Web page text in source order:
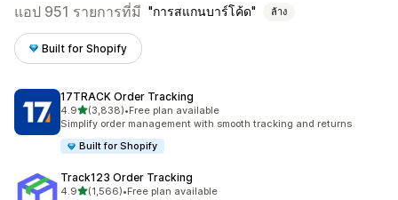
แอป 951 รายการที่มี การสแกนบาร์โค้ด ล้าง
Built for Shopify
17TRACK Order Tracking
4.9เต็ม 5 ดาว
(3,838)
ทั้งหมด 3838 รีวิว
•Free plan available
Simplify order management with smooth tracking and returns
Built for Shopify
Track123 Order Tracking
4.9เต็ม 5 ดาว
(1,566)
ทั้งหมด 1566 รีวิว
•Free plan available